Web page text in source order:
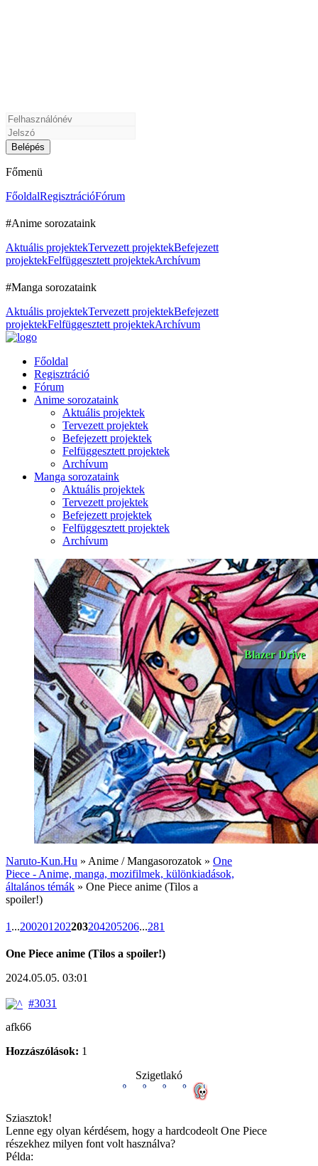
Főmenü
FőoldalRegisztrációFórum
#Anime sorozataink
Aktuális projektekTervezett projektekBefejezett
projektekFelfüggesztett projektekArchívum
#Manga sorozataink
Aktuális projektekTervezett projektekBefejezett
projektekFelfüggesztett projektekArchívum
Főoldal
Regisztráció
Fórum
Anime sorozataink
Aktuális projektek
Tervezett projektek
Befejezett projektek
Felfüggesztett projektek
Archívum
Manga sorozataink
Aktuális projektek
Tervezett projektek
Befejezett projektek
Felfüggesztett projektek
Archívum
Blazer Drive
Naruto-Kun.Hu » Anime / Mangasorozatok » One
Piece - Anime, manga, mozifilmek, különkiadások,
általános témák » One Piece anime (Tilos a
spoiler!)
1 ...200201 202203204205206...281
One Piece anime (Tilos a spoiler!)
2024.05.05. 03:01
#3031
afk66
Hozzászólások: 1
Szigetlakó
Sziasztok!
Lenne egy olyan kérdésem, hogy a hardcodeolt One Piece
részekhez milyen font volt használva?
Példa: